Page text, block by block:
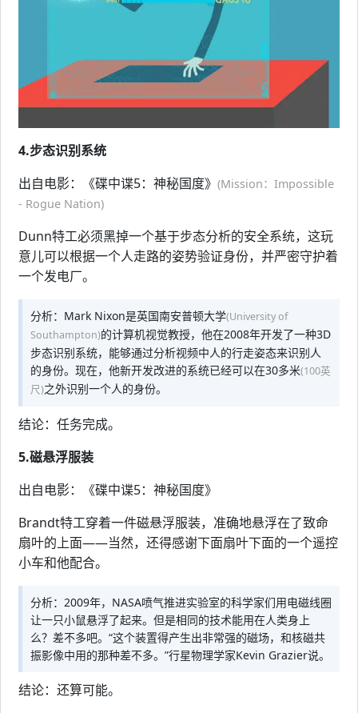
4.步态识别系统
出自电影：《碟中谍5：神秘国度》 (Mission：Impossible
- Rogue Nation)
Dunn特工必须黑掉一个基于步态分析的安全系统，这玩
意儿可以根据一个人走路的姿势验证身份，并严密守护着
一个发电厂。
分析：Mark Nixon是英国南安普顿大学(University of
Southampton)的计算机视觉教授，他在2008年开发了一种3D
步态识别系统，能够通过分析视频中人的行走姿态来识别人
的身份。现在，他新开发改进的系统已经可以在30多米(100英
尺)之外识别一个人的身份。
结论：任务完成。
5.磁悬浮服装
出自电影：《碟中谍5：神秘国度》
Brandt特工穿着一件磁悬浮服装，准确地悬浮在了致命
扇叶的上面——当然，还得感谢下面扇叶下面的一个遥控
小车和他配合。
分析：2009年，NASA喷气推进实验室的科学家们用电磁线圈
让一只小鼠悬浮了起来。但是相同的技术能用在人类身上
么？差不多吧。“这个装置得产生出非常强的磁场，和核磁共
振影像中用的那种差不多。”行星物理学家Kevin Grazier说。
结论：还算可能。